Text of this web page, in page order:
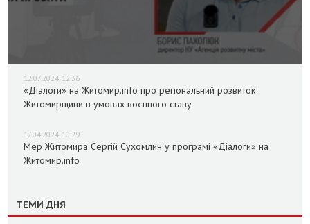
12.07.2024, 12:36
«Діалоги» на Житомир.info про регіональний розвиток
Житомирщини в умовах воєнного стану
17.04.2024, 10:29
Мер Житомира Сергій Сухомлин у програмі «Діалоги» на
Житомир.info
ТЕМИ ДНЯ